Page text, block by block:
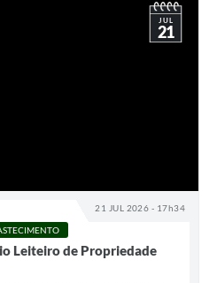
21 JUL 2026 - 17h34
JUL
21
Leiteiro de Propriedade